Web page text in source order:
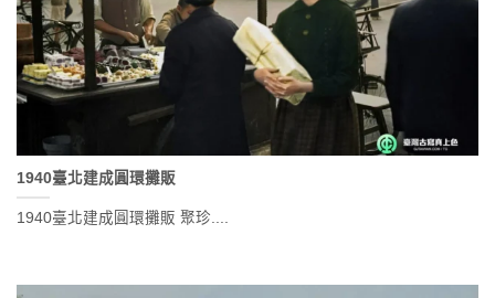
1940臺北建成圓環攤販
1940臺北建成圓環攤販 聚珍....